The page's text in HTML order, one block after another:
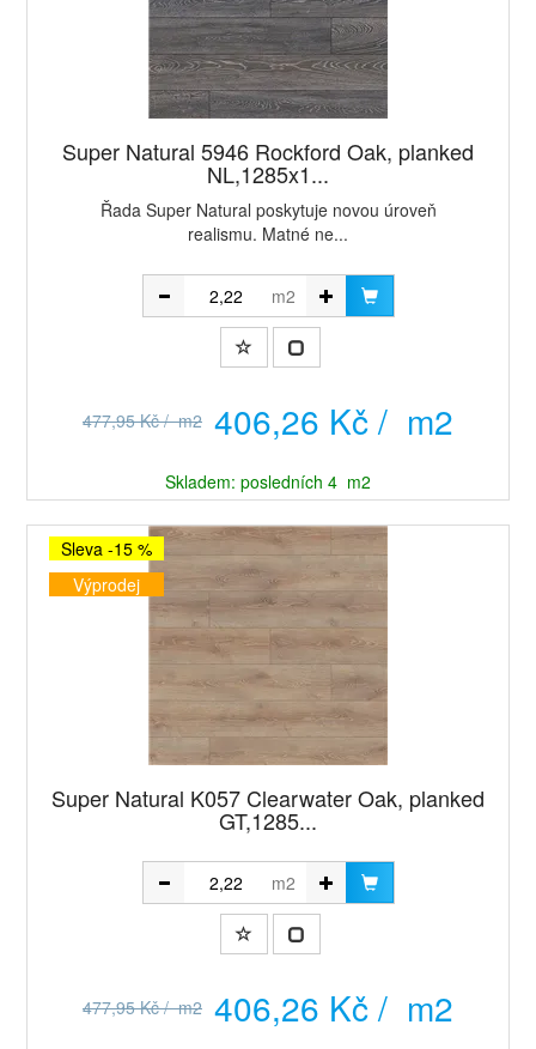
Super Natural 5946 Rockford Oak, planked
NL,1285x1...
Řada Super Natural poskytuje novou úroveň
realismu. Matné ne...
m2
477,95 Kč / m2 406,26 Kč / m2
Skladem: posledních 4 m2
Sleva -15 %
Výprodej
Super Natural K057 Clearwater Oak, planked
GT,1285...
m2
477,95 Kč / m2 406,26 Kč / m2